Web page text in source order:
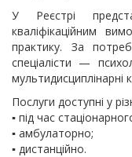
У Реєстрі
кваліфікаційним
практику. За
спеціалісти —
мультидисциплінарні
Послуги доступні у
▪️ під час
▪️ амбулаторно;
▪️ дистанційно.